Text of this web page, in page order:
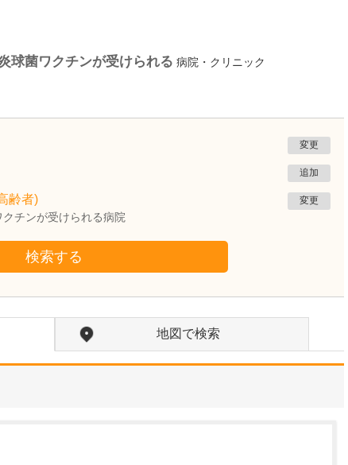
球菌ワクチンが受けられる 病院・クリニック
変更
追加
齢者)
チンが受けられる病院
変更
検索する
地図で検索
たしろ代謝内科クリニック
田代 尚崇 院長
田代 未知
代謝内科では、どのような診療が受けられるの